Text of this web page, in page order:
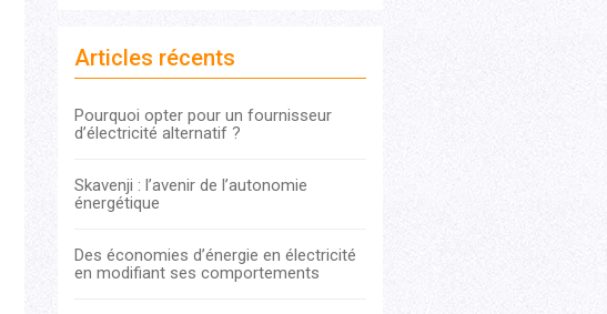
Articles récents
Pourquoi opter pour un fournisseur
d’électricité alternatif ?
Skavenji : l’avenir de l’autonomie
énergétique
Des économies d’énergie en électricité
en modifiant ses comportements